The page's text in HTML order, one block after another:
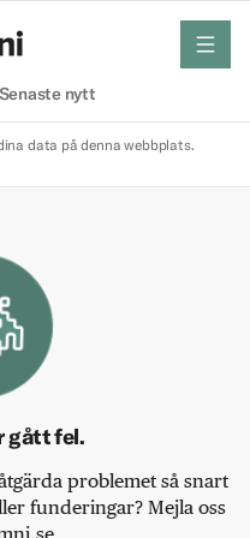
Senaste nytt
meny
data på denna webbplats.
gått fel.
problemet så snart
funderingar? Mejla oss